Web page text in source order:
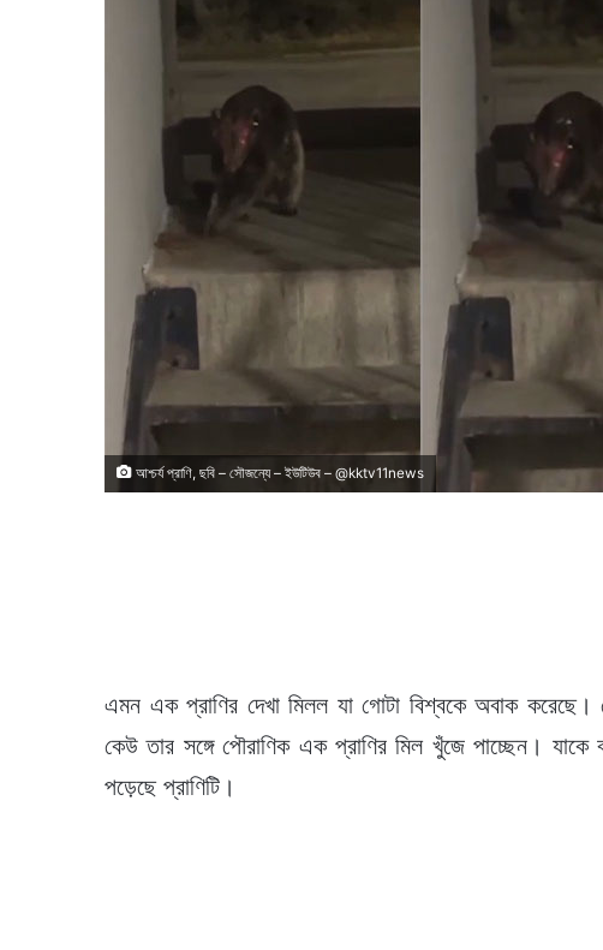
আশ্চর্য প্রাণি, ছবি – সৌজন্যে – ইউটিউব – @kktv11news
এমন এক প্রাণির দেখা মিলল যা গোটা বিশ্বকে অবাক
কেউ তার সঙ্গে পৌরাণিক এক প্রাণির মিল খুঁজে পাচ্ছেন।
পড়েছে প্রাণিটি।